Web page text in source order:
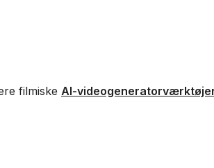
filmiske AI-